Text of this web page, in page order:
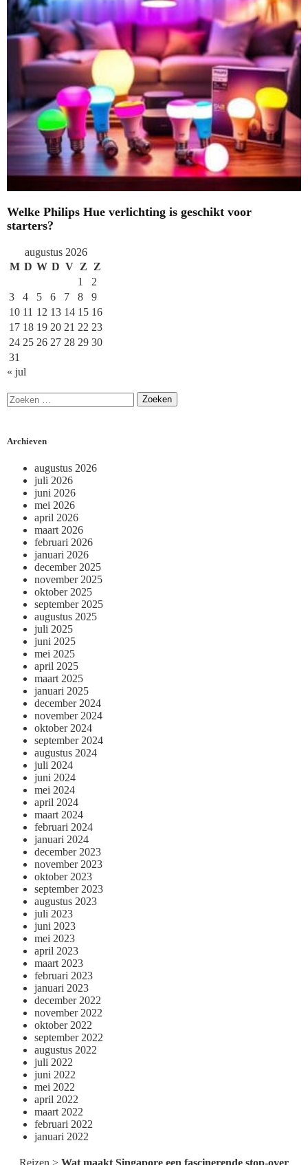
Welke Philips Hue verlichting is geschikt voor
starters?
augustus 2026
M D W D V Z Z
1
2
3
4 5 6 7 8
9
10 11 12 13 14 15 16
17 18 19 20 21 22 23
24 25 26 27 28 29 30
31
« jul
Archieven
augustus 2026
juli 2026
juni 2026
mei 2026
april 2026
maart 2026
februari 2026
januari 2026
december 2025
november 2025
oktober 2025
september 2025
augustus 2025
juli 2025
juni 2025
mei 2025
april 2025
maart 2025
januari 2025
december 2024
november 2024
oktober 2024
september 2024
augustus 2024
juli 2024
juni 2024
mei 2024
april 2024
maart 2024
februari 2024
januari 2024
december 2023
november 2023
oktober 2023
september 2023
augustus 2023
juli 2023
juni 2023
mei 2023
april 2023
maart 2023
februari 2023
januari 2023
december 2022
november 2022
oktober 2022
september 2022
augustus 2022
juli 2022
juni 2022
mei 2022
april 2022
maart 2022
februari 2022
januari 2022
Reizen > Wat maakt Singapore een fascinerende stop-over